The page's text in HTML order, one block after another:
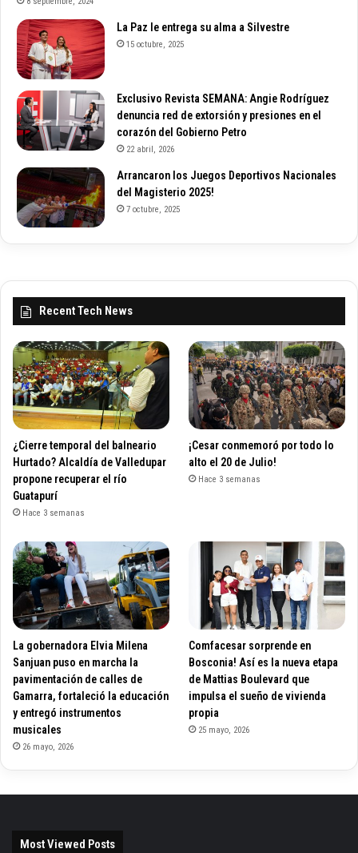
La Paz le entrega su alma a Silvestre
15 octubre, 2025
Exclusivo Revista SEMANA: Angie Rodríguez
denuncia red de extorsión y presiones en el
corazón del Gobierno Petro
22 abril, 2026
Arrancaron los Juegos Deportivos Nacionales
del Magisterio 2025!
7 octubre, 2025
Recent Tech News
¿Cierre temporal del balneario
Hurtado? Alcaldía de Valledupar
propone recuperar el río
Guatapurí
Hace 3 semanas
¡Cesar conmemoró por todo lo
alto el 20 de Julio!
Hace 3 semanas
La gobernadora Elvia Milena
Sanjuan puso en marcha la
pavimentación de calles de
Gamarra, fortaleció la educación
y entregó instrumentos
musicales
26 mayo, 2026
Comfacesar sorprende en
Bosconia! Así es la nueva etapa
de Mattias Boulevard que
impulsa el sueño de vivienda
propia
25 mayo, 2026
Most Viewed Posts